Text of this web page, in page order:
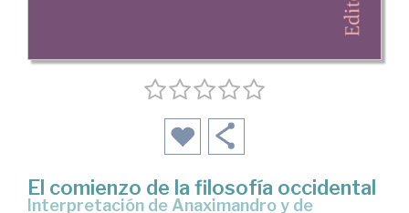
El comienzo de la filosofía occidental